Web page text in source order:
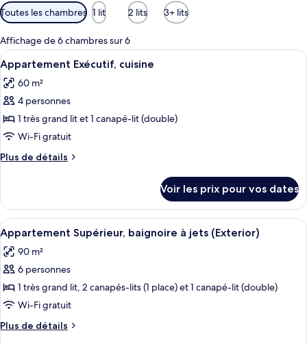
Filtres
disponibles
pour
les
chambres
Toutes les chambres 1 lit 2 lits 3+ lits
Affichage de 6 chambres sur 6
Afficher
toutes
les
photos
pour
ce
type
de
Appartement
Exécutif,
cuisine
7
Appartement Exécutif, cuisine
60 m²
4 personnes
1 très grand lit et 1 canapé-lit (double)
Wi-Fi gratuit
Plus de détails
Plus
le
type
de
chambre
Appartement
Exécutif,
Voir les prix pour vos dates
Afficher
toutes
les
photos
pour
ce
type
de
1 chambre, literie de qualité supérieure
7
Appartement Supérieur, baignoire à jets (Exterior)
90 m²
6 personnes
1 très grand lit, 2 canapés-lits (1 place) et 1 canapé-lit (double)
Wi-Fi gratuit
Plus de détails
Plus